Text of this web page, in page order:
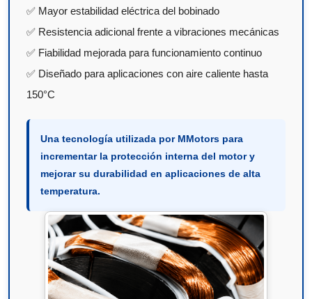
✅ Mayor estabilidad eléctrica del bobinado
✅ Resistencia adicional frente a vibraciones mecánicas
✅ Fiabilidad mejorada para funcionamiento continuo
✅ Diseñado para aplicaciones con aire caliente hasta
150°C
Una tecnología utilizada por MMotors para
incrementar la protección interna del motor y
mejorar su durabilidad en aplicaciones de alta
temperatura.